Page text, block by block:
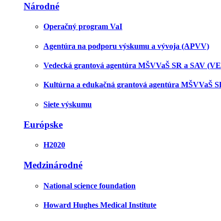
Národné
Operačný program VaI
Agentúra na podporu výskumu a vývoja (APVV)
Vedecká grantová agentúra MŠVVaŠ SR a SAV
Kultúrna a edukačná grantová agentúra MŠVVaŠ
Siete výskumu
Európske
H2020
Medzinárodné
National science foundation
Howard Hughes Medical Institute